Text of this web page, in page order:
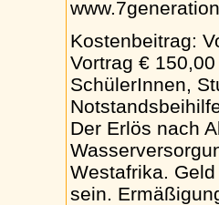
Kostenbeitrag:
Vortrag €
SchülerInnen,
Der Erlös nach
Westafrika.
sein.